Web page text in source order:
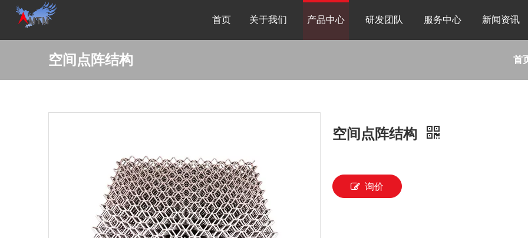
首页 关于我们 产品中心 研发团队 服务中心 新闻资讯
空间点阵结构 首
空间点阵结构
询价